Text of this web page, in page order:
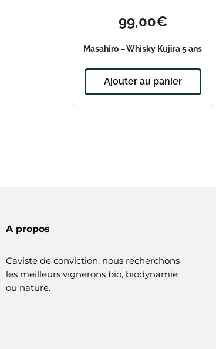
99,00€
Masahiro – Whisky Kujira 5 ans
Ajouter au panier
A propos
Caviste de conviction, nous recherchons
les meilleurs vignerons bio, biodynamie
ou nature.